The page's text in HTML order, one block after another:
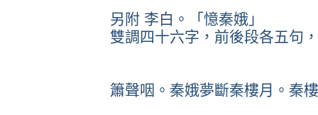
另附 李白。「憶秦娥」
雙調四十六字，前後段各五句
簫聲咽。秦娥夢斷秦樓月。秦